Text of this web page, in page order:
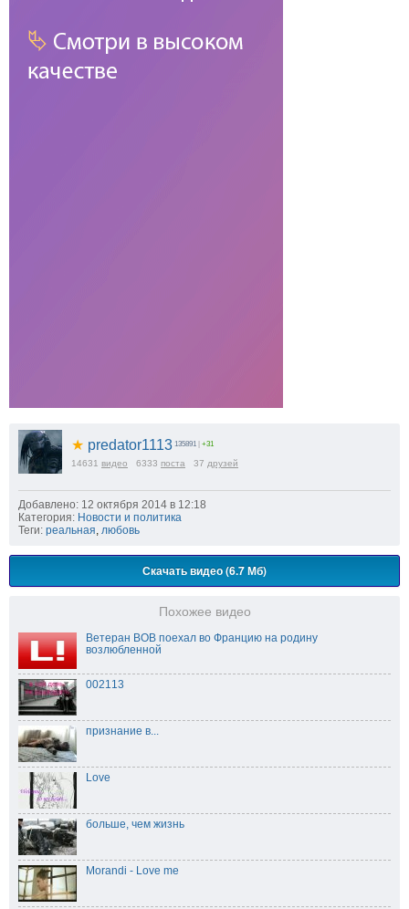
★ predator1113 135891 | +31
14631 видео 6333 поста 37 друзей
Добавлено: 12 октября 2014 в 12:18
Категория: Новости и политика
Теги: реальная любовь
Скачать видео (6.7 Мб)
Похожее видео
Ветеран ВОВ поехал во Францию на родину
возлюбленной
002113
признание в...
Love
больше, чем жизнь
Morandi - Love me